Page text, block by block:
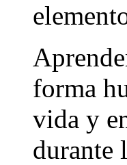
forma
vida y
durante